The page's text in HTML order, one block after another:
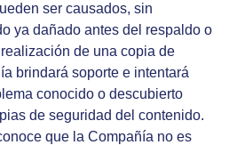
ser causados, sin
ya dañado antes del respaldo o
de una copia de
brindará soporte e intentará
conocido o descubierto
de seguridad del contenido.
que la Compañía no es